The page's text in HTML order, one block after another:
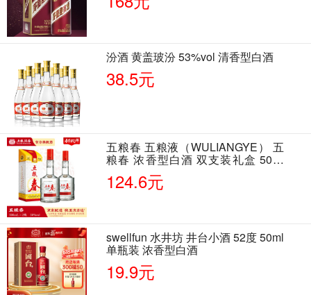
汾酒 黄盖玻汾 53%vol 清香型白酒
38.5元
五粮春 五粮液（WULIANGYE） 五
粮春 浓香型白酒 双支装礼盒 50度
500ml*2瓶 含酒具
124.6元
swellfun 水井坊 井台小酒 52度 50ml
单瓶装 浓香型白酒
19.9元